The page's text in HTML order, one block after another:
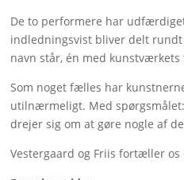
De to performere har
indledningsvist bliver delt
navn står, én med
Som noget fælles har
utilnærmeligt. Med
drejer sig om at gøre nogle af
Vestergaard og Friis fortæller